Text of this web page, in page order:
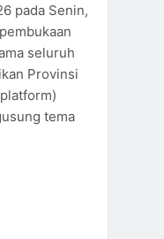
pada Senin,
seluruh
Provinsi
tema